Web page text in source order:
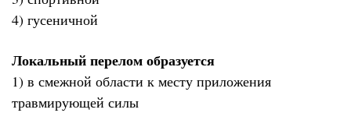
4) гусеничной
Локальный перелом образуется
1) в смежной области к месту приложения
травмирующей силы